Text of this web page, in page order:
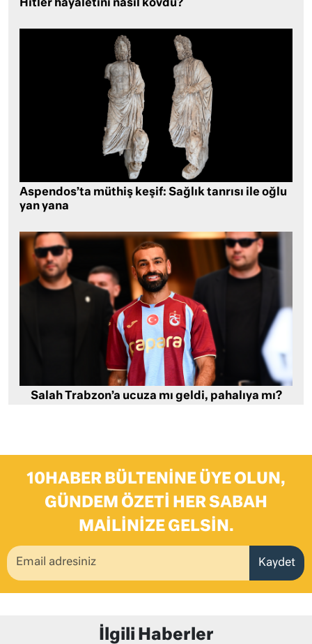
Hitler hayaletini nasıl kovdu?
Aspendos’ta müthiş keşif: Sağlık tanrısı ile oğlu
yan yana
Salah Trabzon’a ucuza mı geldi, pahalıya mı?
10HABER BÜLTENINE ÜYE OLUN,
GÜNDEM ÖZETI HER SABAH
MAILINIZE GELSIN.
Kaydet
İlgili Haberler